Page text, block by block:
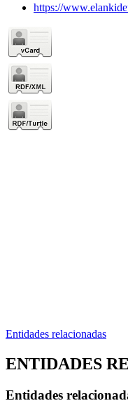
https://
Entidades relacionadas
ENTIDADES
Entidades